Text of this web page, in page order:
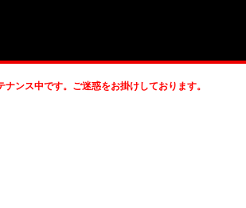
ナンス中です。ご迷惑をお掛けしております。